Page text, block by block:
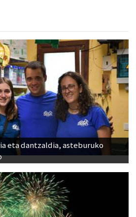
eta dantzaldia, asteburuko